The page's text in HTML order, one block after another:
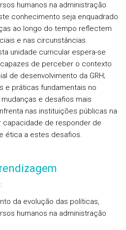
humanos na administração
conhecimento seja enquadrado
ao longo do tempo reflectem
e nas circunstâncias
unidade curricular espera-se
de perceber o contexto
de desenvolvimento da GRH;
e práticas fundamentais no
e desafios mais
nas instituições públicas na
capacidade de responder de
ética a estes desafios.
da evolução das políticas,
humanos na administração